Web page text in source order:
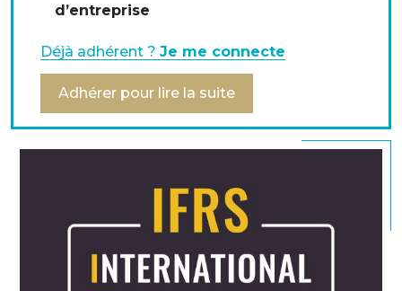
Le calcul de la CVA/DVA
d’entreprise
Déjà adhérent ? Je me connecte
Adhérer pour lire la suite